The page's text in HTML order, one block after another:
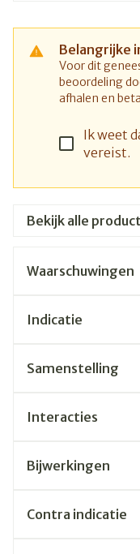
Belangrijke
Voor dit
beoordeling
afhalen en
Ik weet
vereist.
Bekijk alle
Waarschuwingen
Indicatie
Samenstelling
Interacties
Bijwerkingen
Contra indicatie